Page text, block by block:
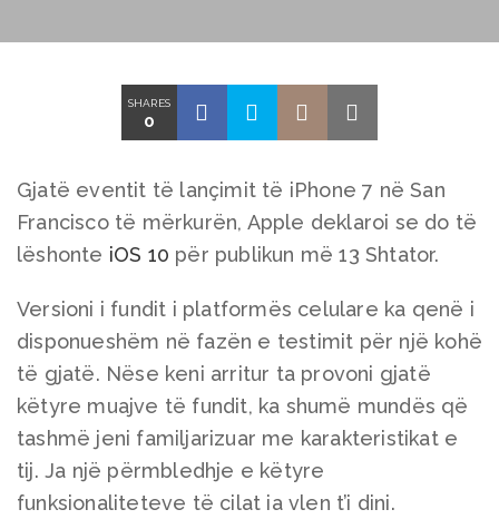
SHARES
0
Gjatë eventit të lançimit të iPhone 7 në San
Francisco të mërkurën, Apple deklaroi se do të
lëshonte iOS 10 për publikun më 13 Shtator.
Versioni i fundit i platformës celulare ka qenë i
disponueshëm në fazën e testimit për një kohë
të gjatë. Nëse keni arritur ta provoni gjatë
këtyre muajve të fundit, ka shumë mundës që
tashmë jeni familjarizuar me karakteristikat e
tij. Ja një përmbledhje e këtyre
funksionaliteteve të cilat ia vlen t’i dini.